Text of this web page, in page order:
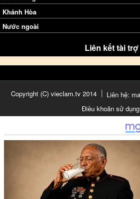
Khánh Hòa
Nước ngoài
Liên kết tài trợ
Copyright (C) vieclam.tv 2014
Liên hệ:
Điều khoản sử dụng